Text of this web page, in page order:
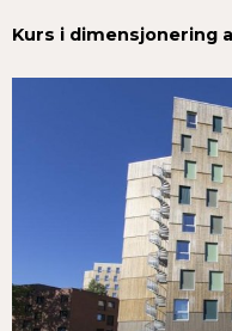
Kurs i dimensjonering